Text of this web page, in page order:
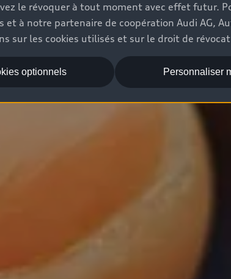
le révoquer à tout moment avec effet futur.
et à notre partenaire de coopération Audi AG,
sur les cookies utilisés et sur le droit de
optionnels Personnaliser